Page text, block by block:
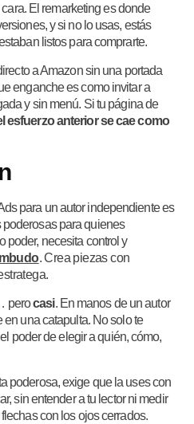
El remarketing es donde
y si no lo usas, estás
listos para comprarte.
a Amazon sin una portada
enganche es como invitar a
y sin menú. Si tu página de
esfuerzo anterior se cae como
para un autor independiente es
para quienes
poder, necesita control y
. Crea piezas con
perocasi. En manos de un autor
una catapulta. No solo te
poder de elegir a quién, cómo,
poderosa, exige que la uses con
sin entender a tu lector ni medir
con los ojos cerrados.